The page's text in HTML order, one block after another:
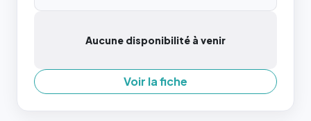
Aucune disponibilité à venir
Voir la fiche